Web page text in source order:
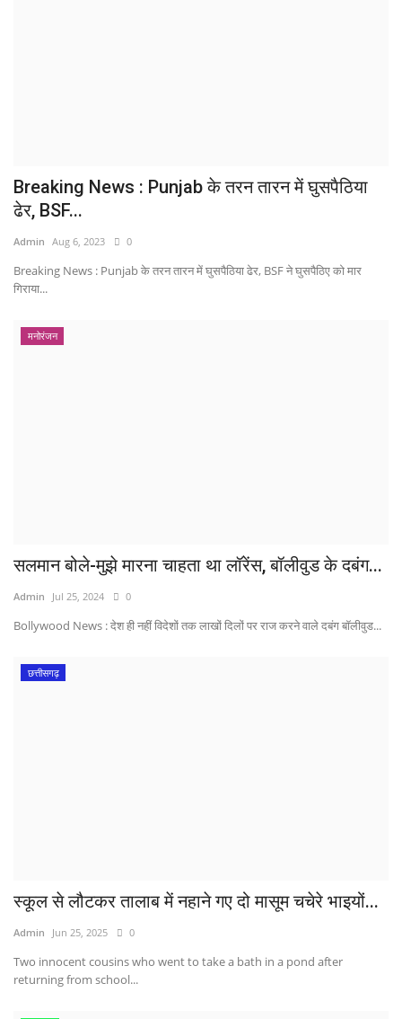
Breaking News : Punjab के तरन तारन में घुसपैठिया
ढेर, BSF...
Admin Aug 6, 2023 0
Breaking News : Punjab के तरन तारन में घुसपैठिया ढेर, BSF ने घुसपैठिए को मार
गिराया...
मनोरंजन
सलमान बोले-मुझे मारना चाहता था लॉरेंस, बॉलीवुड के दबंग...
Admin Jul 25, 2024 0
Bollywood News : देश ही नहीं विदेशों तक लाखों दिलों पर राज करने वाले दबंग बॉलीवुड...
छत्तीसगढ़
स्कूल से लौटकर तालाब में नहाने गए दो मासूम चचेरे भाइयों...
Admin Jun 25, 2025 0
Two innocent cousins ​​who went to take a bath in a pond after
returning from school...